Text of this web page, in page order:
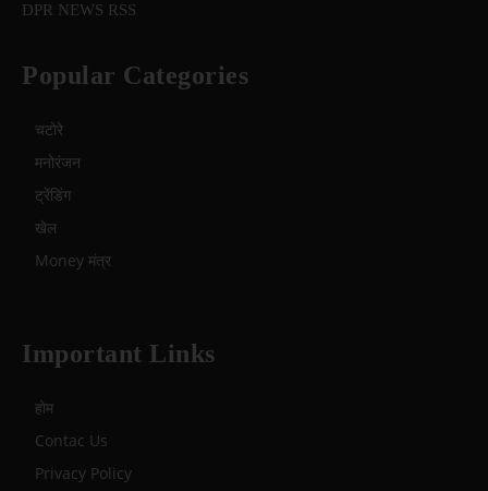
DPR NEWS RSS
Popular Categories
चटोरे
मनोरंजन
ट्रेंडिंग
खेल
Money मंत्र
Important Links
होम
Contac Us
Privacy Policy